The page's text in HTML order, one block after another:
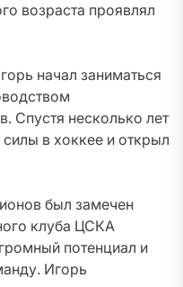
возраста проявлял
начал заниматься
Спустя несколько лет
в хоккее и открыл
был замечен
клуба ЦСКА
потенциал и
Игорь